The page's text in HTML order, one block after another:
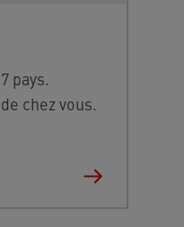
pays.
chez vous.